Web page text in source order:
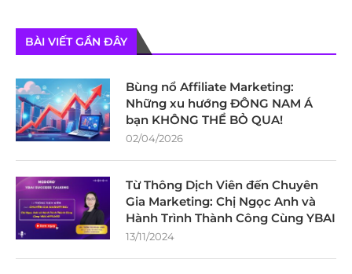
BÀI VIẾT GẦN ĐÂY
Bùng nổ Affiliate Marketing:
Những xu hướng ĐÔNG NAM Á
bạn KHÔNG THỂ BỎ QUA!
02/04/2026
Từ Thông Dịch Viên đến Chuyên
Gia Marketing: Chị Ngọc Anh và
Hành Trình Thành Công Cùng YBAI
13/11/2024